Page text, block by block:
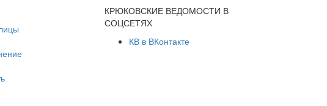
КРЮКОВСКИЕ ВЕДОМОСТИ В
СОЦСЕТЯХ
КВ в ВКонтакте